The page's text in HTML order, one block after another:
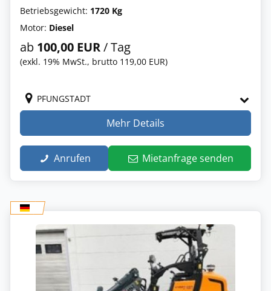
Betriebsgewicht: 1720 Kg
Motor: Diesel
ab 100,00 EUR/ Tag
(exkl. 19% MwSt., brutto 119,00 EUR)
PFUNGSTADT
Mehr Details
Anrufen Mietanfrage senden